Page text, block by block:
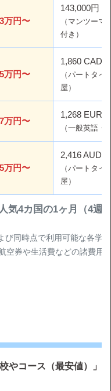
気4カ国の1ヶ月（4週
同時点で利用可能な各学
空券や生活費などの諸費用
万円〜
143,000円
（マンツーマ
付き）
万円〜
1,860 CAD
（パートタイ
屋）
万円〜
1,268 EUR
（一般英語・
万円〜
2,416 AUD
（パートタイ
屋）
やコース（最安値）」